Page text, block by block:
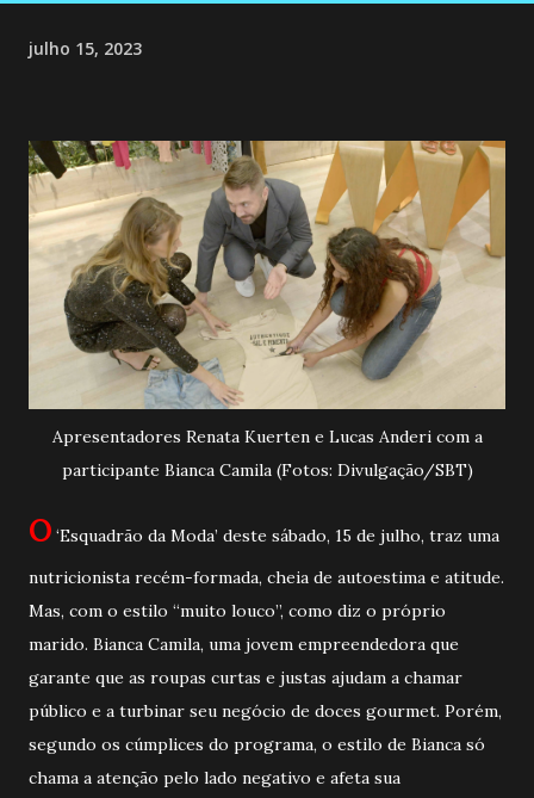
julho 15, 2023
Apresentadores Renata Kuerten e Lucas Anderi com a
participante Bianca Camila (Fotos: Divulgação/SBT)
O ‘Esquadrão da Moda’ deste sábado, 15 de julho, traz uma
nutricionista recém-formada, cheia de autoestima e atitude.
Mas, com o estilo “muito louco”, como diz o próprio
marido. Bianca Camila, uma jovem empreendedora que
garante que as roupas curtas e justas ajudam a chamar
público e a turbinar seu negócio de doces gourmet. Porém,
segundo os cúmplices do programa, o estilo de Bianca só
chama a atenção pelo lado negativo e afeta sua